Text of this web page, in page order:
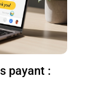
payant :